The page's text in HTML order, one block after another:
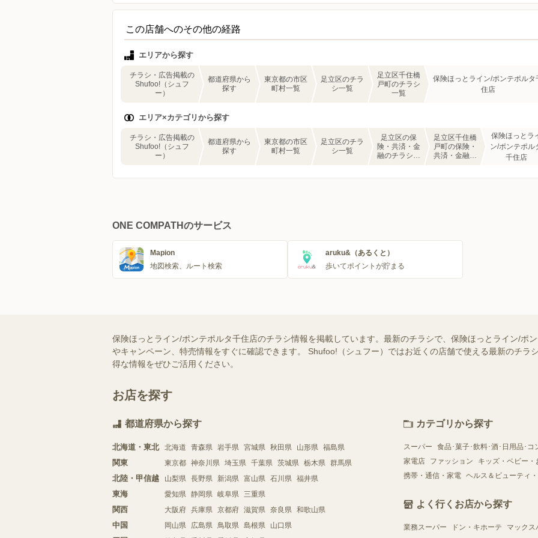
この店舗へのその他の経路
エリアから探す
チラシ・広告掲載の
Shufoo!（シュフ
ー）
都道府県から
探す
東京都の市区
町村一覧
足立区のチラ
シ一覧
足立区千住橋
戸町のチラシ
一覧
保険ほっとライン/ポンテポルタ
住店
エリア×カテゴリから探す
チラシ・広告掲載の
Shufoo!（シュフ
ー）
都道府県から
探す
東京都の市区
町村一覧
足立区のチラ
シ一覧
足立区の保
険・共済・金
融のチラシ一
足立区千住橋
戸町の保険・
共済・金融の
保険ほっとラ
ン/ポンテポル
千住店
ONE COMPATHのサービス
Mapion
地図検索、ルート検索
aruku&（あるくと）
歩いてポイントが貯まる
保険ほっとライン/ポンテポルタ千住店のチラシ情報を掲載しています。最新のチラシで、保険ほっとライン/ポ
やキャンペーン、特売情報をすぐに確認できます。 Shufoo!（シュフー）ではお近くの店舗で使える最新のチラ
得な情報をぜひご活用ください。
お店を探す
都道府県から探す
北海道・東北 北海道 青森県 岩手県 宮城県 秋田県 山形県 福島県
関東 東京都 神奈川県 埼玉県 千葉県 茨城県 栃木県 群馬県
北陸・甲信越 山梨県 長野県 新潟県 富山県 石川県 福井県
東海 愛知県 静岡県 岐阜県 三重県
関西 大阪府 兵庫県 京都府 滋賀県 奈良県 和歌山県
中国 岡山県 広島県 鳥取県 島根県 山口県
カテゴリから探す
スーパー 食品･菓子･飲料･酒･日用品･コ
家電店
ファッション キッズ・ベビー・
携帯・通信・家電 ヘルス＆ビューティ
よく行くお店から探す
業務スーパー ドン・キホーテ マックス